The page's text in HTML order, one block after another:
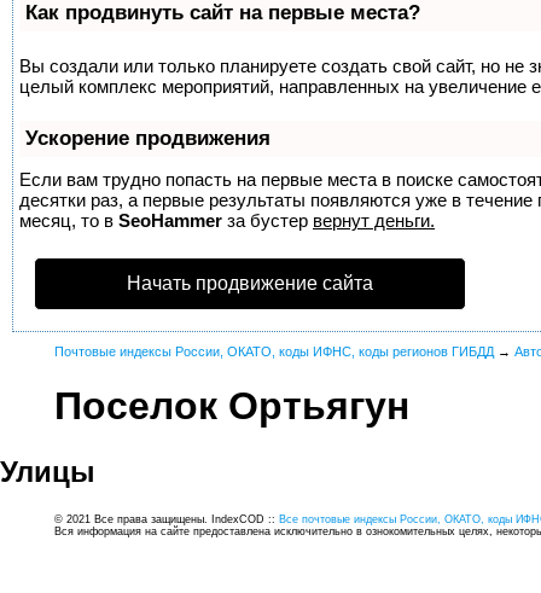
Как продвинуть сайт на первые места?
Вы создали или только планируете создать свой сайт, но не
целый комплекс мероприятий, направленных на увеличение
Ускорение продвижения
Если вам трудно попасть на первые места в поиске
десятки раз, а первые результаты появляются уже в
месяц, то в SeoHammer за бустер вернут деньги.
Начать продвижение сайта
Почтовые индексы России, ОКАТО, коды ИФНС, коды регионов ГИБДД →
Поселок Ортьягун
Улицы
© 2021 Все права защищены. IndexCOD :: Все почтовые индексы России, ОКАТО, коды
Вся информация на сайте предоставлена исключительно в ознокомительных целях,